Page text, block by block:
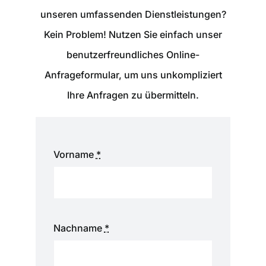
unseren umfassenden Dienstleistungen?
Kein Problem! Nutzen Sie einfach unser
benutzerfreundliches Online-
Anfrageformular, um uns unkompliziert
Ihre Anfragen zu übermitteln.
Vorname *
Nachname *